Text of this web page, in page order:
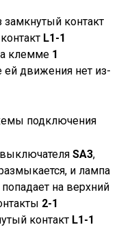
замкнутый контакт
L1-1
клемме 1
ей движения нет из-
SA3,
и лампа
попадает на верхний
2-1
контакт L1-1